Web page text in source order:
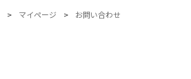
> マイページ > お問い合わせ